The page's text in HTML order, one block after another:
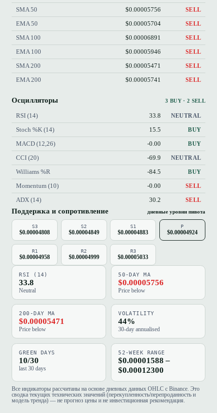
SMA 50 $0.00005756 SELL
EMA 50 $0.00005704 SELL
SMA 100 $0.00006891 SELL
EMA 100 $0.00005946 SELL
SMA 200 $0.00005471 SELL
EMA 200 $0.00005741 SELL
Осцилляторы 3 BUY · 2 SELL
RSI (14) 33.8 NEUTRAL
Stoch %K (14) 15.5 BUY
MACD (12,26) -0.00 BUY
CCI (20) -69.9 NEUTRAL
Williams %R -84.5 BUY
Momentum (10) -0.00 SELL
ADX (14) 30.2 SELL
Поддержка и сопротивление дневные уровни пивота
S3
$0.00004808
S2
$0.00004849
S1
$0.00004883
P
$0.00004924
R1
$0.00004958
R2
$0.00004999
R3
$0.00005033
RSI (14)
33.8
Neutral
50-DAY MA
$0.00005756
Price below
200-DAY MA
$0.00005471
Price below
VOLATILITY
44%
30-day annualised
GREEN DAYS
10/30
last 30 days
52-WEEK RANGE
$0.00001588 –
$0.00012300
Все индикаторы рассчитаны на основе дневных данных OHLC с Binance. Это
сводка текущих технических значений (перекупленность/перепроданность и
модель тренда) — не прогноз цены и не инвестиционная рекомендация.